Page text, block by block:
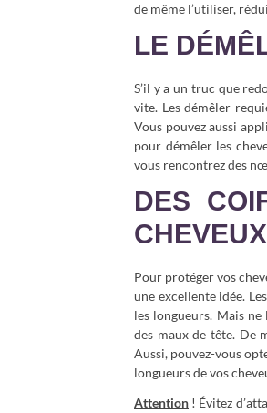
de même l’utiliser,
LE
S’il y a un truc que
vite. Les démêler
Vous pouvez aussi
pour démêler les
vous rencontrez des
DES
Pour protéger vos
une excellente idée.
les longueurs. Mais
des maux de tête. De
Aussi, pouvez-vous
longueurs de vos
Attention ! Évitez